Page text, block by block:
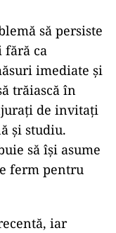
să persiste
fără ca
imediate și
trăiască în
de invitați
și studiu.
să își asume
ferm pentru
iar